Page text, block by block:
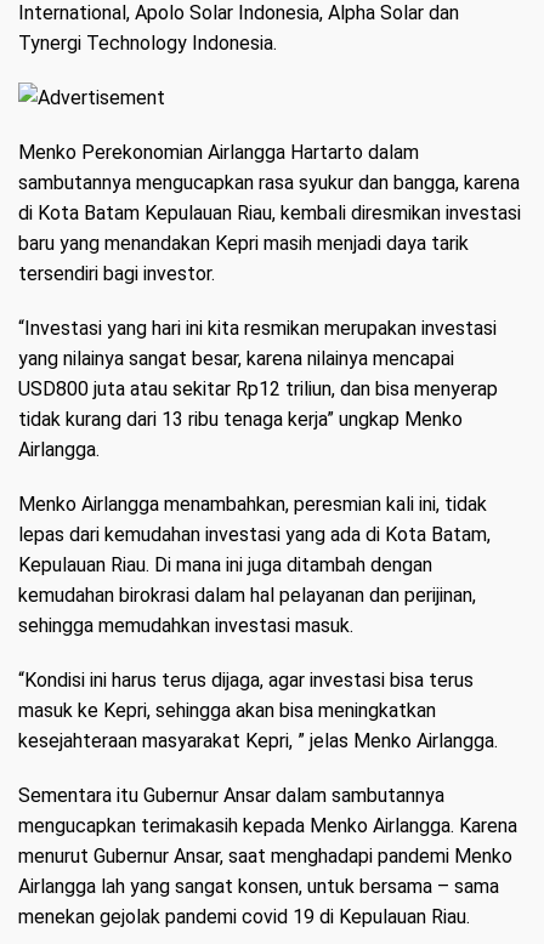
International, Apolo Solar Indonesia, Alpha Solar dan
Tynergi Technology Indonesia.
Menko Perekonomian Airlangga Hartarto dalam
sambutannya mengucapkan rasa syukur dan bangga, karena
di Kota Batam Kepulauan Riau, kembali diresmikan investasi
baru yang menandakan Kepri masih menjadi daya tarik
tersendiri bagi investor.
“Investasi yang hari ini kita resmikan merupakan investasi
yang nilainya sangat besar, karena nilainya mencapai
USD800 juta atau sekitar Rp12 triliun, dan bisa menyerap
tidak kurang dari 13 ribu tenaga kerja” ungkap Menko
Airlangga.
Menko Airlangga menambahkan, peresmian kali ini, tidak
lepas dari kemudahan investasi yang ada di Kota Batam,
Kepulauan Riau. Di mana ini juga ditambah dengan
kemudahan birokrasi dalam hal pelayanan dan perijinan,
sehingga memudahkan investasi masuk.
“Kondisi ini harus terus dijaga, agar investasi bisa terus
masuk ke Kepri, sehingga akan bisa meningkatkan
kesejahteraan masyarakat Kepri, ” jelas Menko Airlangga.
Sementara itu Gubernur Ansar dalam sambutannya
mengucapkan terimakasih kepada Menko Airlangga. Karena
menurut Gubernur Ansar, saat menghadapi pandemi Menko
Airlangga lah yang sangat konsen, untuk bersama – sama
menekan gejolak pandemi covid 19 di Kepulauan Riau.